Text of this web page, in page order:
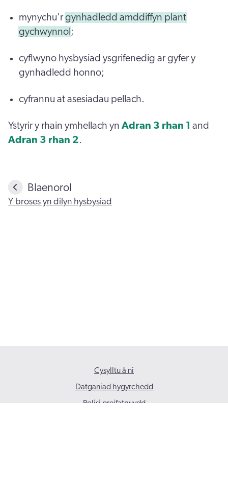
mynychu'rgynhadledd amddiffyn plant
gychwynnol ;
cyflwyno hysbysiad ysgrifenedig ar gyfer y
gynhadledd honno;
cyfrannu at asesiadau pellach.
Ystyrir y rhain ymhellach yn Adran 3 rhan 1 and
Adran 3 rhan 2.
Blaenorol
Y broses yn dilyn hysbysiad
Cysylltu â ni
Datganiad hygyrchedd
Polisi preifatrwydd